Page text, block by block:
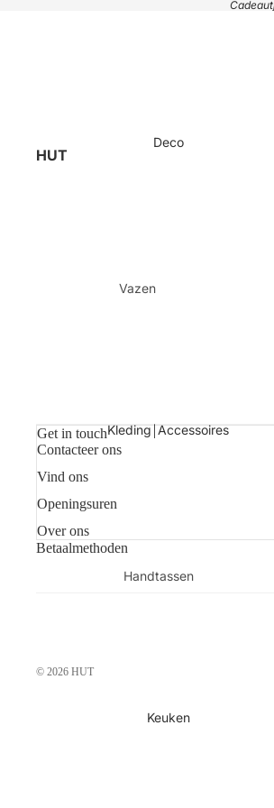
HUT
Deco
Vazen
Kaarsen
Shop alles
Kleding￨Accessoires
Handtassen
Shop alles
Keuken
Get in touch
Contacteer ons
Vind ons
Openingsuren
Over ons
Betaalmethoden
© 2026 HUT